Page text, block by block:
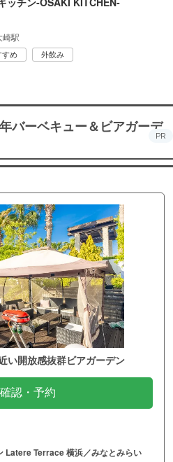
崎駅
すめ 外飲み
バーベキュー＆ビアガーデ
PR
い開放感抜群ビアガーデン
認・予約
Latere Terrace 横浜／みなとみらい